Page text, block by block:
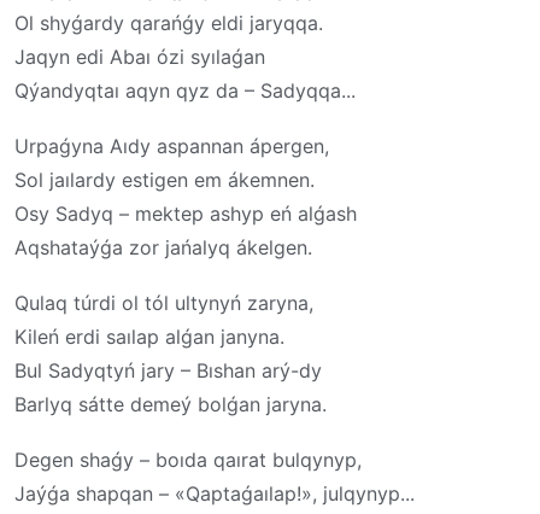
Ol shyǵardy qarańǵy eldi jaryqqa.
Jaqyn edi Abaı ózi syılaǵan
Qýandyqtaı aqyn qyz da – Sadyqqa...
Urpaǵyna Aıdy aspannan ápergen,
Sol jaılardy estigen em ákemnen.
Osy Sadyq – mektep ashyp eń alǵash
Aqshataýǵa zor jańalyq ákelgen.
Qulaq túrdi ol tól ultynyń zaryna,
Kileń erdi saılap alǵan janyna.
Bul Sadyqtyń jary – Bıshan arý-dy
Barlyq sátte demeý bolǵan jaryna.
Degen shaǵy – boıda qaırat bulqynyp,
Jaýǵa shapqan – «Qaptaǵaılap!», julqynyp...